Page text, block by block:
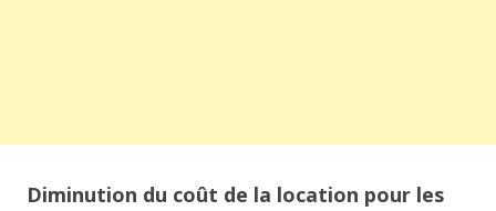
Diminution du coût de la location pour les